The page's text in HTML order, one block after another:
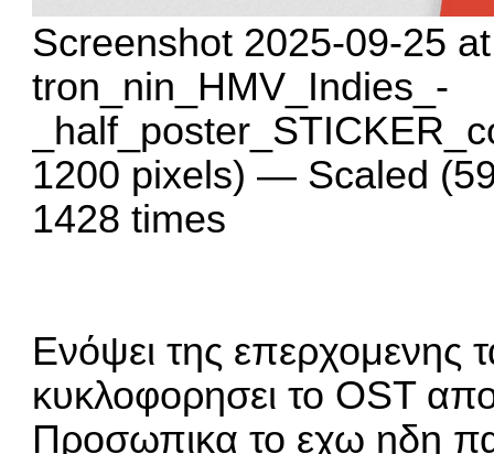
Screenshot 2025-09-25
tron_nin_HMV_Indies_-
1200 pixels) — Scaled
1428 times
Ενόψει της επερχομενης
κυκλοφορησει το OST
Προσωπικα το εχω ηδη